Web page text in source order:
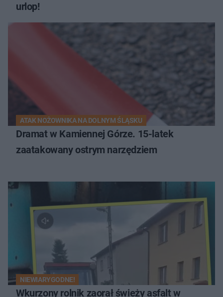
urlop!
ATAK NOŻOWNIKA NA DOLNYM ŚLĄSKU
Dramat w Kamiennej Górze. 15-latek
zaatakowany ostrym narzędziem
NIEWIARYGODNE!
Wkurzony rolnik zaorał świeży asfalt w